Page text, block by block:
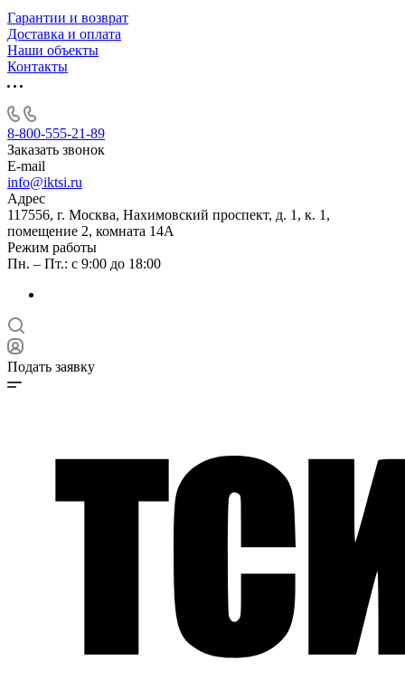
Гарантии и возврат
Доставка и оплата
Наши объекты
Контакты
8-800-555-21-89
Заказать звонок
E-mail
info@iktsi.ru
Адрес
117556, г. Москва, Нахимовский проспект, д. 1, к. 1,
помещение 2, комната 14А
Режим работы
Пн. – Пт.: с 9:00 до 18:00
Подать заявку